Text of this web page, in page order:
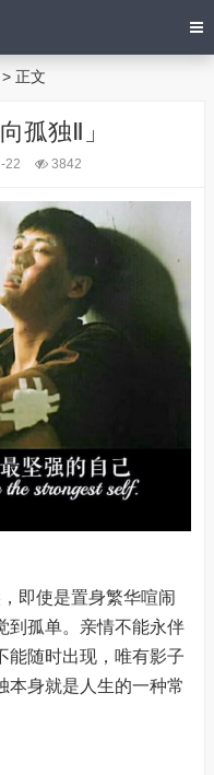
> 正文
孤独Ⅱ」
22 3842
即使是置身繁华喧闹
到孤单。亲情不能永伴
能随时出现，唯有影子
本身就是人生的一种常